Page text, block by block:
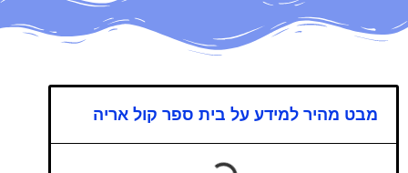
מבט מהיר למידע על בית ספר קול אריה